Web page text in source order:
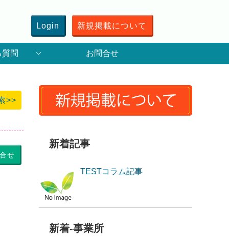
Login 新規掲載について
問 お問合せ
>>
せ
新着記事
TESTコラム記事
新着-事業所